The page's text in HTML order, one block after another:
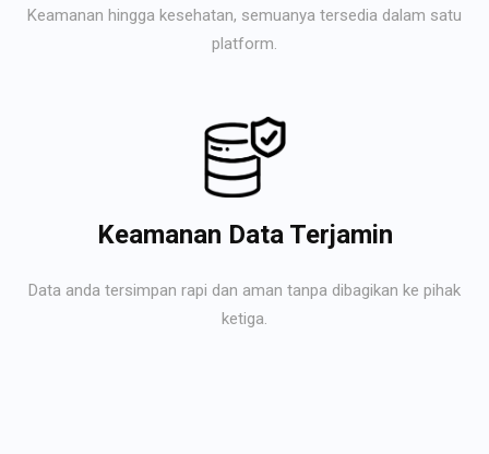
Keamanan hingga kesehatan, semuanya tersedia dalam satu
platform.
Keamanan Data Terjamin
Data anda tersimpan rapi dan aman tanpa dibagikan ke pihak
ketiga.